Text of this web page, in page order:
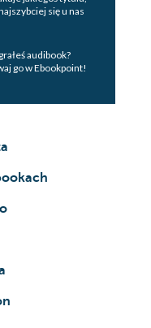
się u nas
audibook?
go w Ebookpoint!